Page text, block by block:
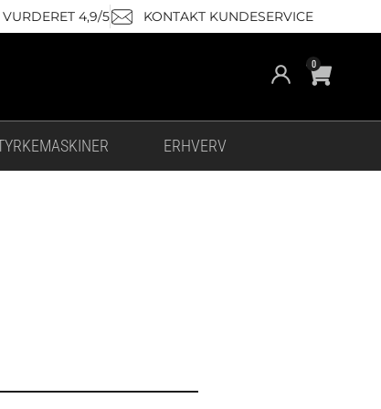
4,9/5 KONTAKT KUNDESERVICE
0
Cart
ERHVERV